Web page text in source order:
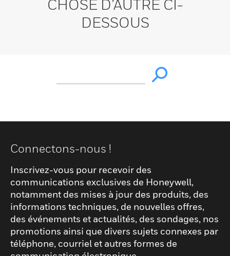
CHOSE D’AUTRE CI-
DESSOUS
Connectons-nous !
Inscrivez-vous pour recevoir des
communications exclusives de Honeywell,
notamment des mises à jour des produits, des
informations techniques, de nouvelles offres,
des événements et actualités, des sondages, nos
promotions ainsi que divers sujets connexes par
téléphone, courriel et autres formes de